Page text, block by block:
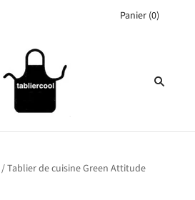
Panier (0)
/Tablier de cuisine Green Attitude